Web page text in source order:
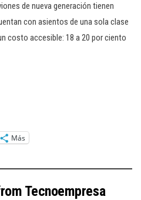
de nueva generación tienen
con asientos de una sola clase
costo accesible: 18 a 20 por ciento
Más
Tecnoempresa